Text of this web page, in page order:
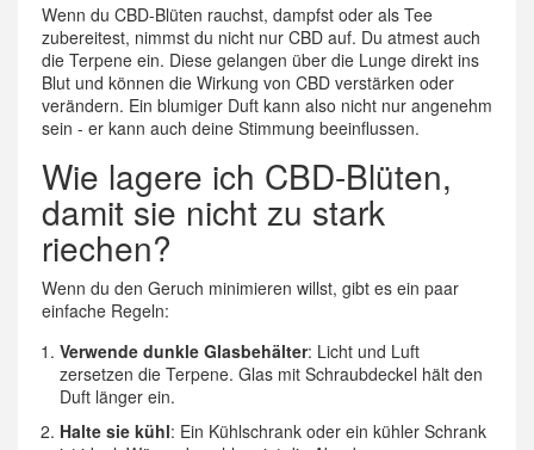
Wenn du CBD-Blüten rauchst, dampfst oder als Tee
zubereitest, nimmst du nicht nur CBD auf. Du atmest auch
die Terpene ein. Diese gelangen über die Lunge direkt ins
Blut und können die Wirkung von CBD verstärken oder
verändern. Ein blumiger Duft kann also nicht nur angenehm
sein - er kann auch deine Stimmung beeinflussen.
Wie lagere ich CBD-Blüten,
damit sie nicht zu stark
riechen?
Wenn du den Geruch minimieren willst, gibt es ein paar
einfache Regeln:
Verwende dunkle Glasbehälter: Licht und Luft
zersetzen die Terpene. Glas mit Schraubdeckel hält den
Duft länger ein.
Halte sie kühl: Ein Kühlschrank oder ein kühler Schrank